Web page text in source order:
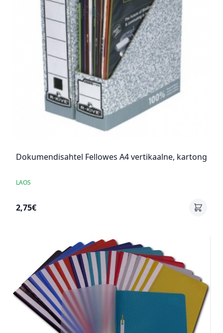
Dokumendisahtel Fellowes A4 vertikaalne, kartong
LAOS
2,75€